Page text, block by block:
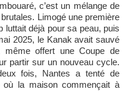
c’est un mélange de
Limogé une première
luttait déjà pour sa peau, puis
2025, le Kanak avait sauvé
offert une Coupe de
partir sur un nouveau cycle.
fois, Nantes a tenté de
la maison commençait à